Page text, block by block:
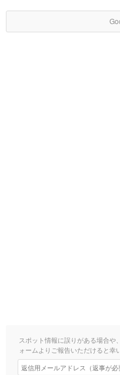
スポット情報に誤りがある場合や
ォームよりご報告いただけると幸